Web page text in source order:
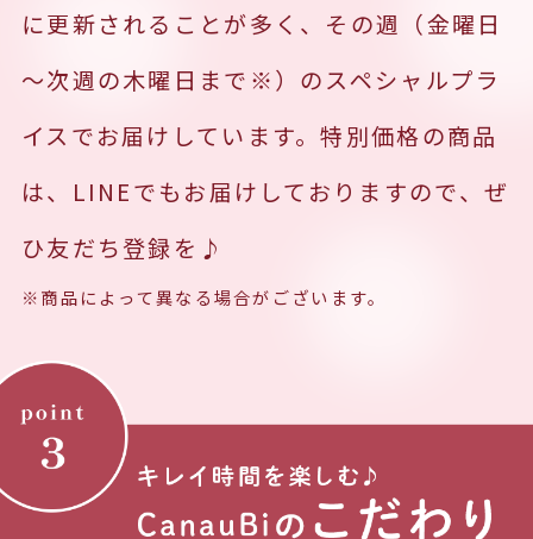
に更新されることが多く、その週（金曜日
～次週の木曜日まで※）のスペシャルプラ
イスでお届けしています。特別価格の商品
は、LINEでもお届けしておりますので、ぜ
ひ友だち登録を♪
※商品によって異なる場合がございます。